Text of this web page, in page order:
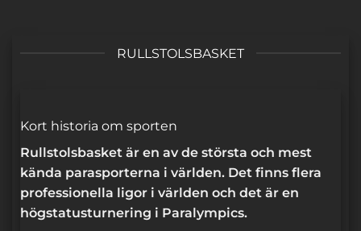
RULLSTOLSBASKET
Kort historia om sporten
Rullstolsbasket är en av de största och mest
kända parasporterna i världen. Det finns flera
professionella ligor i världen och det är en
högstatusturnering i Paralympics.